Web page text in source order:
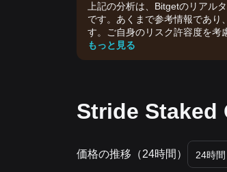
上記の分析は、Bitgetのリアル
です。あくまで参考情報であり
す。ご自身のリスク許容度を考
もっと見る
Stride Staked
価格の推移（24時間） 24時間